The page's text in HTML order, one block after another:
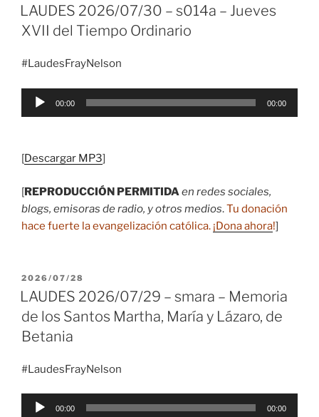
EL
LAUDES 2026/07/30 – s014a – Jueves
XVII del Tiempo Ordinario
#LaudesFrayNelson
Reproductor
00:00 00:00
[Descargar MP3]
[REPRODUCCIÓN PERMITIDA en redes sociales,
blogs, emisoras de radio, y otros medios.Tu donación
hace fuerte la evangelización católica. ¡Dona ahora!]
PUBLICADO
EL
2026/07/28
LAUDES 2026/07/29 – smara – Memoria
de los Santos Martha, María y Lázaro, de
Betania
#LaudesFrayNelson
Reproductor
00:00 00:00